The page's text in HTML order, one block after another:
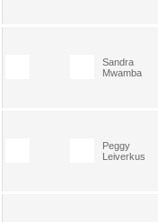
Sandra
Mwamba
Peggy
Leiverkus